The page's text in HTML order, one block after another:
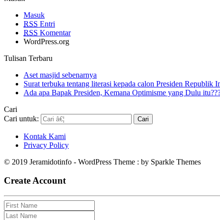
Masuk
RSS Entri
RSS Komentar
WordPress.org
Tulisan Terbaru
Aset masjid sebenarnya
Surat terbuka tentang literasi kepada calon Presiden Republik
Ada apa Bapak Presiden, Kemana Optimisme yang Dulu
Cari
Cari untuk:
Kontak Kami
Privacy Policy
© 2019 Jeramidotinfo - WordPress Theme : by Sparkle Themes
Create Account